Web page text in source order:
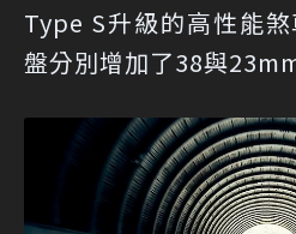
Type S升級的高性能
盤分別增加了38與